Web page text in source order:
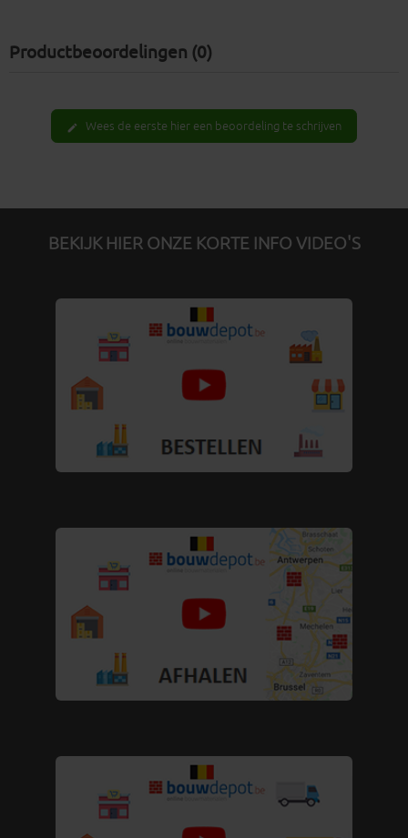
Productbeoordelingen (0)
edit Wees de eerste hier een beoordeling te schrijven
BEKIJK HIER ONZE KORTE INFO VIDEO'S